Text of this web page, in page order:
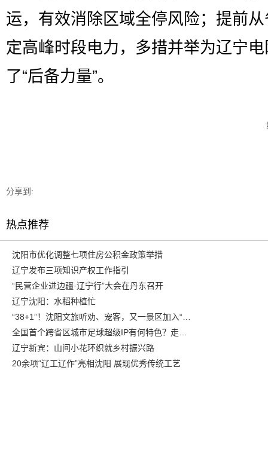
运，有效消除区域全停风险；提前
定高峰时段电力，多措并举为辽宁
了“后备力量”。
分享到:
热点推荐
沈阳市优化调整七项住房公积金政策举措
辽宁发布三项知识产权工作指引
“民营企业进边疆·辽宁行”大会在丹东召开
辽宁沈阳：水稻种植忙
辽宁新宾：山间小花环织就乡村振兴路
20余项“辽工辽作”亮相沈阳 展现优秀传统工艺